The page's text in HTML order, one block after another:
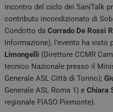
incontro del ciclo dei SaniTalk
contributo incondizionato di
Condotto daCorrado De Rossi
Informazione), l’evento ha
Limongelli (Direttore CCMR
tecnico Nazionale presso il
Generale ASL Città di Torino);
Generale ASL Roma 1) eChiara
regionale FIASO Piemonte).